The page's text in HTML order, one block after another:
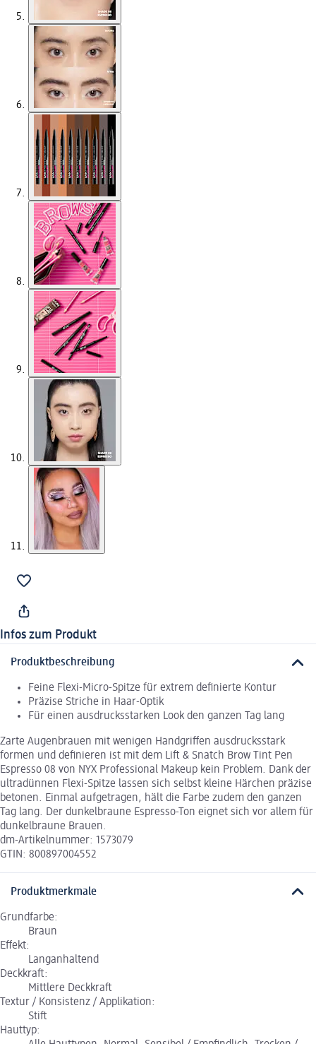
Infos zum Produkt
Produktbeschreibung
Feine Flexi-Micro-Spitze für extrem definierte Kontur
Präzise Striche in Haar-Optik
Für einen ausdrucksstarken Look den ganzen Tag lang
Zarte Augenbrauen mit wenigen Handgriffen ausdrucksstark
formen und definieren ist mit dem Lift & Snatch Brow Tint Pen
Espresso 08 von NYX Professional Makeup kein Problem. Dank der
ultradünnen Flexi-Spitze lassen sich selbst kleine Härchen präzise
betonen. Einmal aufgetragen, hält die Farbe zudem den ganzen
Tag lang. Der dunkelbraune Espresso-Ton eignet sich vor allem für
dunkelbraune Brauen.
dm-Artikelnummer: 1573079
GTIN: 800897004552
Produktmerkmale
Grundfarbe:
Braun
Effekt:
Langanhaltend
Deckkraft:
Mittlere Deckkraft
Textur / Konsistenz / Applikation:
Stift
Hauttyp: